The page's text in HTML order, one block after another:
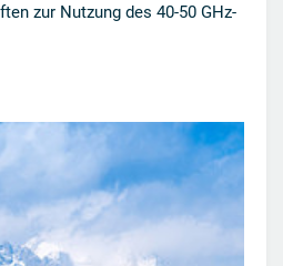
zur Nutzung des 40-50 GHz-